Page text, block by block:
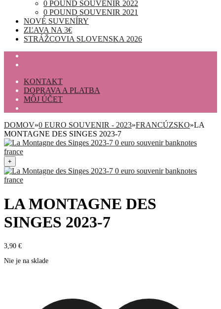
0 POUND SOUVENIR 2022
0 POUND SOUVENIR 2021
NOVÉ SUVENÍRY
ZĽAVA NA 3€
STRÁŽCOVIA SLOVENSKA 2026
KONTAKT
DOPRAVA A PLATBA
MÔJ ÚČET
DOMOV»0 EURO SOUVENIR - 2023»FRANCÚZSKO»LA
MONTAGNE DES SINGES 2023-7
+
LA MONTAGNE DES
SINGES 2023-7
3,90 €
Nie je na sklade